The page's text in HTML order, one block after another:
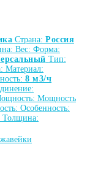
Страна: Россия
Вес: Форма:
Тип:
Материал:
8 м3/ч
Мощность
Особенность:
Толщина: